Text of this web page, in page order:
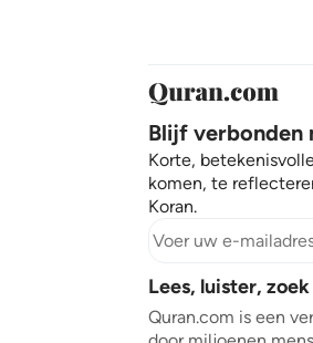
Blijf
Korte,
komen, te
Koran.
Lees, luister,
Quran.com is een